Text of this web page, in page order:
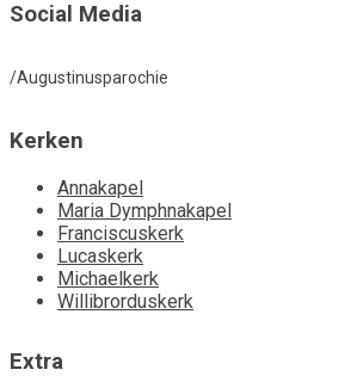
Social Media
/Augustinusparochie
Kerken
Annakapel
Maria Dymphnakapel
Franciscuskerk
Lucaskerk
Michaelkerk
Willibrorduskerk
Extra